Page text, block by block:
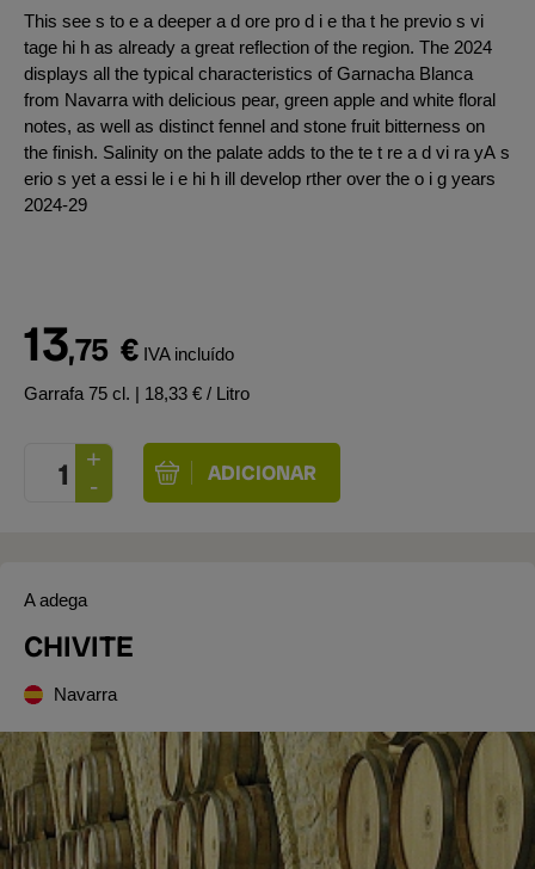
This see s to e a deeper a d ore pro d i e tha t he previo s vi
tage hi h as already a great reflection of the region. The 2024
displays all the typical characteristics of Garnacha Blanca
from Navarra with delicious pear, green apple and white floral
notes, as well as distinct fennel and stone fruit bitterness on
the finish. Salinity on the palate adds to the te t re a d vi ra yA s
erio s yet a essi le i e hi h ill develop rther over the o i g years
2024-29
13,75 € IVA incluído
Garrafa 75 cl. | 18,33 € / Litro
A adega
CHIVITE
Navarra